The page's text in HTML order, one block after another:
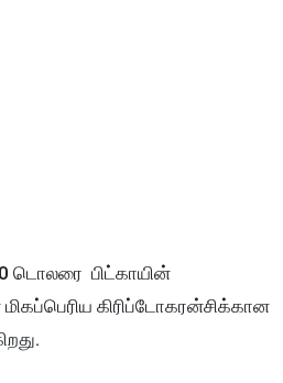
டொலரை பிட்காயின்
கிரிப்டோகரன்சிக்கான